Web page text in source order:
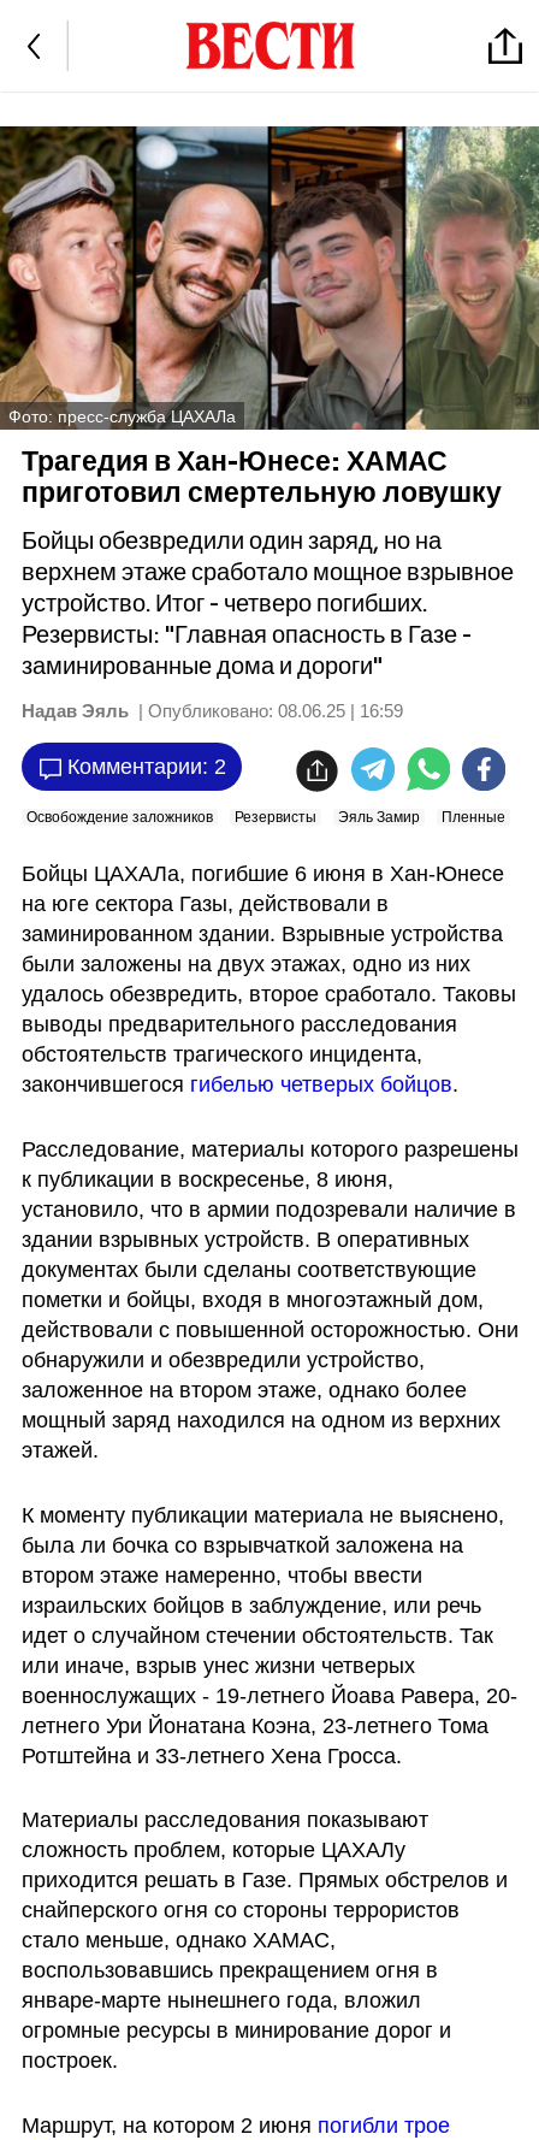
Фото: пресс-служба ЦАХАЛа
Трагедия в Хан-Юнесе: ХАМАС
приготовил смертельную ловушку
Бойцы обезвредили один заряд, но на
верхнем этаже сработало мощное взрывное
устройство. Итог - четверо погибших.
Резервисты: "Главная опасность в Газе -
заминированные дома и дороги"
Надав Эяль | Опубликовано: 08.06.25 | 16:59
Комментарии: 2
Освобождение заложников Резервисты Эяль Замир Пленные
Бойцы ЦАХАЛа, погибшие 6 июня в Хан-Юнесе
на юге сектора Газы, действовали в
заминированном здании. Взрывные устройства
были заложены на двух этажах, одно из них
удалось обезвредить, второе сработало. Таковы
выводы предварительного расследования
обстоятельств трагического инцидента,
закончившегося гибелью четверых бойцов.
Расследование, материалы которого разрешены
к публикации в воскресенье, 8 июня,
установило, что в армии подозревали наличие в
здании взрывных устройств. В оперативных
документах были сделаны соответствующие
пометки и бойцы, входя в многоэтажный дом,
действовали с повышенной осторожностью. Они
обнаружили и обезвредили устройство,
заложенное на втором этаже, однако более
мощный заряд находился на одном из верхних
этажей.
К моменту публикации материала не выяснено,
была ли бочка со взрывчаткой заложена на
втором этаже намеренно, чтобы ввести
израильских бойцов в заблуждение, или речь
идет о случайном стечении обстоятельств. Так
или иначе, взрыв унес жизни четверых
военнослужащих - 19-летнего Йоава Равера, 20-
летнего Ури Йонатана Коэна, 23-летнего Тома
Ротштейна и 33-летнего Хена Гросса.
Материалы расследования показывают
сложность проблем, которые ЦАХАЛу
приходится решать в Газе. Прямых обстрелов и
снайперского огня со стороны террористов
стало меньше, однако ХАМАС,
воспользовавшись прекращением огня в
январе-марте нынешнего года, вложил
огромные ресурсы в минирование дорог и
построек.
Маршрут, на котором 2 июня погибли трое